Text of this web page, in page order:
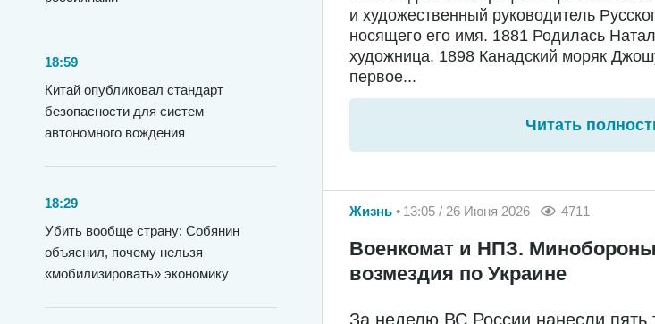
18:59
Китай опубликовал стандарт
безопасности для систем
автономного вождения
18:29
Убить вообще страну: Собянин
объяснил, почему нельзя
«мобилизировать» экономику
и художественный руководитель
носящего его имя. 1881 Родилась
художница. 1898 Канадский моряк
первое...
Читать
Жизнь 13:05 / 26 Июня 2026 4711
Военкомат и НПЗ. Минобороны
возмездия по Украине
За неделю ВС России нанесли пять